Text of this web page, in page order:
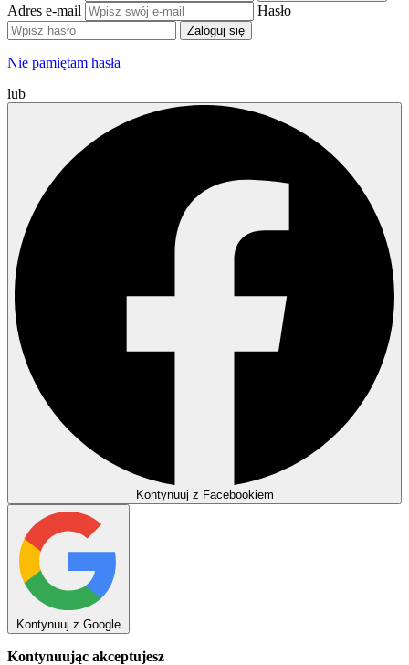
Adres e-mail Hasło
Zaloguj się
Nie pamiętam hasła
lub
Kontynuuj z Facebookiem
Kontynuuj z Google
Kontynuując akceptujesz